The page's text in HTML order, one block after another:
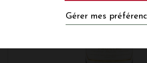
Gérer mes